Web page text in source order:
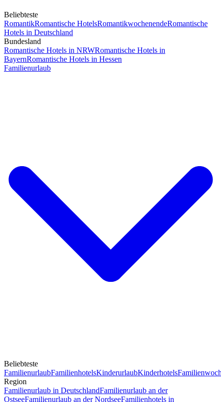
Beliebteste
RomantikRomantische HotelsRomantikwochenendeRomantische
Hotels in Deutschland
Bundesland
Romantische Hotels in NRWRomantische Hotels in
BayernRomantische Hotels in Hessen
Familienurlaub
Beliebteste
FamilienurlaubFamilienhotelsKinderurlaubKinderhotels
Region
Familienurlaub in DeutschlandFamilienurlaub an der
OstseeFamilienurlaub an der NordseeFamilienhotels in